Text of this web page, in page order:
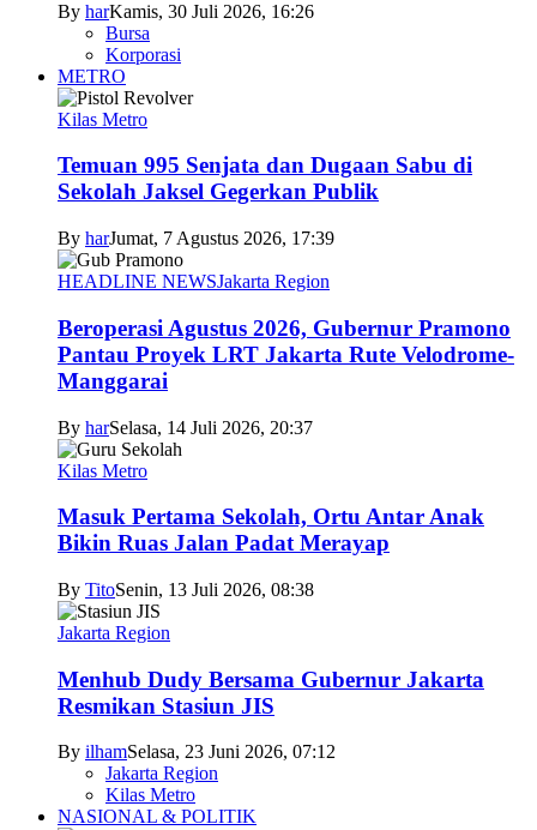
By harKamis, 30 Juli 2026, 16:26
Bursa
Korporasi
METRO
Kilas Metro
Temuan 995 Senjata dan Dugaan Sabu di
Sekolah Jaksel Gegerkan Publik
By harJumat, 7 Agustus 2026, 17:39
HEADLINE NEWSJakarta Region
Beroperasi Agustus 2026, Gubernur Pramono
Pantau Proyek LRT Jakarta Rute Velodrome-
Manggarai
By harSelasa, 14 Juli 2026, 20:37
Kilas Metro
Masuk Pertama Sekolah, Ortu Antar Anak
Bikin Ruas Jalan Padat Merayap
By TitoSenin, 13 Juli 2026, 08:38
Jakarta Region
Menhub Dudy Bersama Gubernur Jakarta
Resmikan Stasiun JIS
By ilhamSelasa, 23 Juni 2026, 07:12
Jakarta Region
Kilas Metro
NASIONAL & POLITIK